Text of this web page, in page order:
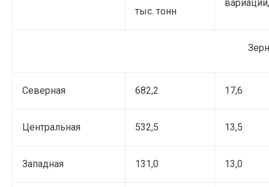
тыс. тонн
Северная 682,2 17,6
Центральная 532,5 13,5
Западная 131,0 13,0